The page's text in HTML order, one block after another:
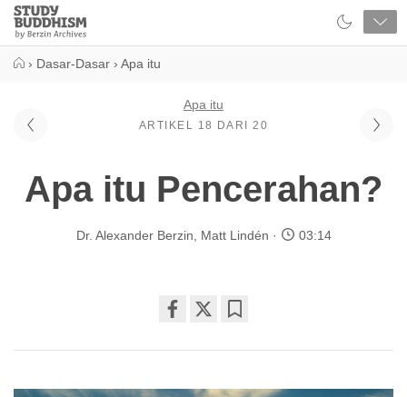
Close
Study
Buddhism
› Dasar-Dasar › Apa itu
Apa itu
ARTIKEL 18 DARI 20
Apa itu Pencerahan?
Dr. Alexander Berzin Matt Lindén 03:14
on